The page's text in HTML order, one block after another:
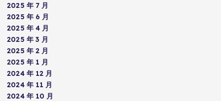
2025 年 7 月
2025 年 6 月
2025 年 4 月
2025 年 3 月
2025 年 2 月
2025 年 1 月
2024 年 12 月
2024 年 11 月
2024 年 10 月